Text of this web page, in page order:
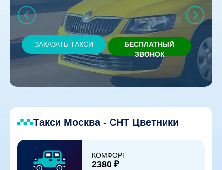
ЗАКАЗАТЬ ТАКСИ
БЕСПЛАТНЫЙ
ЗВОНОК
Такси Москва - СНТ Цветники
КОМФОРТ
2380 ₽